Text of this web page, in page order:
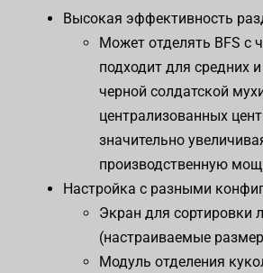
Высокая эффективность
Может отделять BFS с
подходит для средних
черной солдатской
централизованных
значительно
производственную
Настройка с разными
Экран для сортировки
(настраиваемые
Модуль отделения